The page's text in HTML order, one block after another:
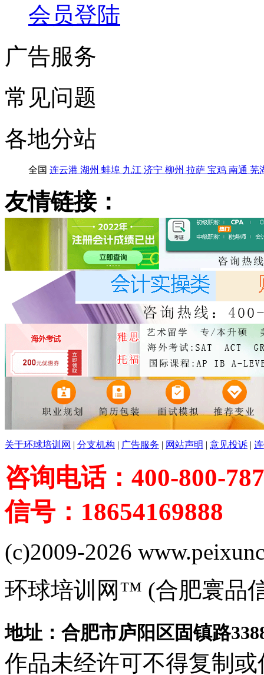
会员登陆
广告服务
常见问题
各地分站
全国 连云港湖州蚌埠九江济宁柳州拉萨宝鸡南通芜
友情链接：
关于环球培训网 | 分支机构 | 广告服务 | 网站声明 | 意见投诉 |
咨询电话：400-800-
信号：18654169888
(c)2009-2026
环球培训网™ (合肥寰品
地址：合肥市庐阳区固镇路
作品未经许可不得复制或